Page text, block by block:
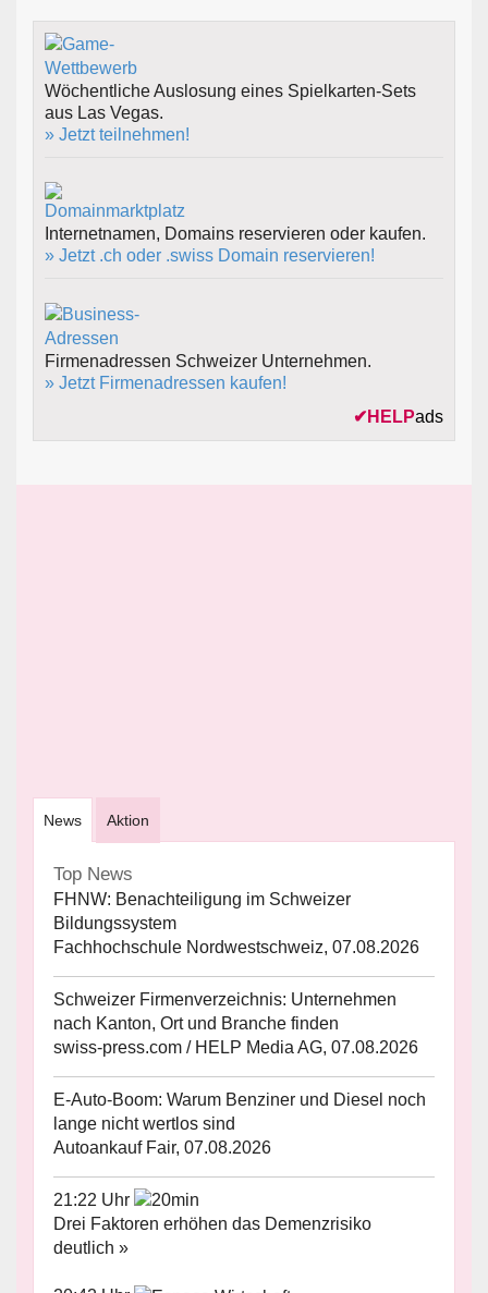
Wöchentliche Auslosung eines Spielkarten-Sets
aus Las Vegas.
» Jetzt teilnehmen!
Internetnamen, Domains reservieren oder kaufen.
» Jetzt .ch oder .swiss Domain reservieren!
Firmenadressen Schweizer Unternehmen.
» Jetzt Firmenadressen kaufen!
✔ HELPads
News Aktion
Top News
FHNW: Benachteiligung im Schweizer
Bildungssystem
Fachhochschule Nordwestschweiz, 07.08.2026
Schweizer Firmenverzeichnis: Unternehmen
nach Kanton, Ort und Branche finden
swiss-press.com / HELP Media AG, 07.08.2026
E-Auto-Boom: Warum Benziner und Diesel noch
lange nicht wertlos sind
Autoankauf Fair, 07.08.2026
21:22 Uhr
Drei Faktoren erhöhen das Demenzrisiko
deutlich »